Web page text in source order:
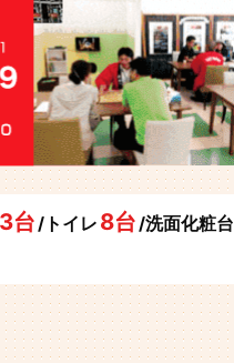
3台/トイレ 8台/洗面化粧台